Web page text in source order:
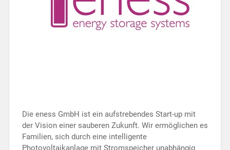
Die eness GmbH ist ein aufstrebendes Start-up mit
der Vision einer sauberen Zukunft. Wir ermöglichen es
Familien, sich durch eine intelligente
Photovoltaikanlage mit Stromspeicher unabhängig